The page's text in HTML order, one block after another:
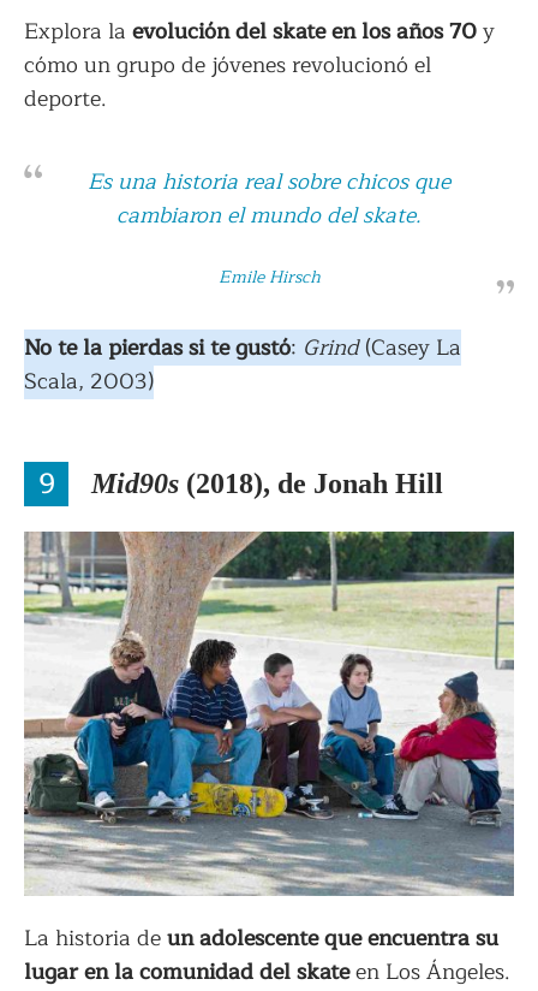
Explora la evolución del skate en los años 70y
cómo un grupo de jóvenes revolucionó el
deporte.
Es una historia real sobre chicos que
cambiaron el mundo del skate.
Emile Hirsch
No te la pierdas si te gustó: Grind(Casey La
Scala, 2003)
9 Mid90s (2018), de Jonah Hill
La historia deun adolescente que encuentra su
lugar en la comunidad del skateen Los Ángeles.